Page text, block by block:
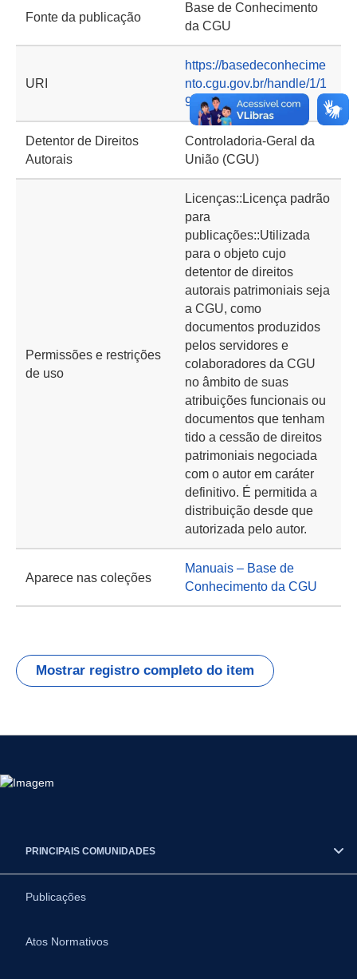
Fonte da publicação
Base de Conhecimento
da CGU
URI
https://basedeconhecime
nto.cgu.gov.br/handle/1/1
9393
Detentor de Direitos
Autorais
Controladoria-Geral da
União (CGU)
Permissões e restrições
de uso
Licenças::Licença padrão
para
publicações::Utilizada
para o objeto cujo
detentor de direitos
autorais patrimoniais seja
a CGU, como
documentos produzidos
pelos servidores e
colaboradores da CGU
no âmbito de suas
atribuições funcionais ou
documentos que tenham
tido a cessão de direitos
patrimoniais negociada
com o autor em caráter
definitivo. É permitida a
distribuição desde que
autorizada pelo autor.
Aparece nas coleções
Manuais – Base de
Conhecimento da CGU
Mostrar registro completo do item
PRINCIPAIS COMUNIDADES
Publicações
Atos Normativos